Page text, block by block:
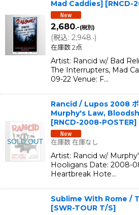
Mad Caddies] [RNCD-
2,680.-(税別)
(税込: 2,948.-)
在庫数 2点
Artist: Rancid w/ Bad
The Interrupters, Mad
09-22 Venue: F…
Rancid / Lupos 2008
Murphy's Law,
[RNCD-2008-POSTER]
在庫数 在庫なし
Artist: Rancid w/
Hooligans Date: 2008-
Heartbreak Hote…
Sublime With Rome /
[SWR-TOUR T/S]